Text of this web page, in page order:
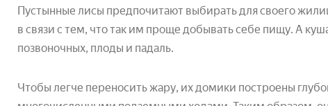
Пустынные лисы предпочитают выбирать для своего
в связи с тем, что так им проще добывать себе пищу. А
позвоночных, плоды и падаль.
Чтобы легче переносить жару, их домики построены